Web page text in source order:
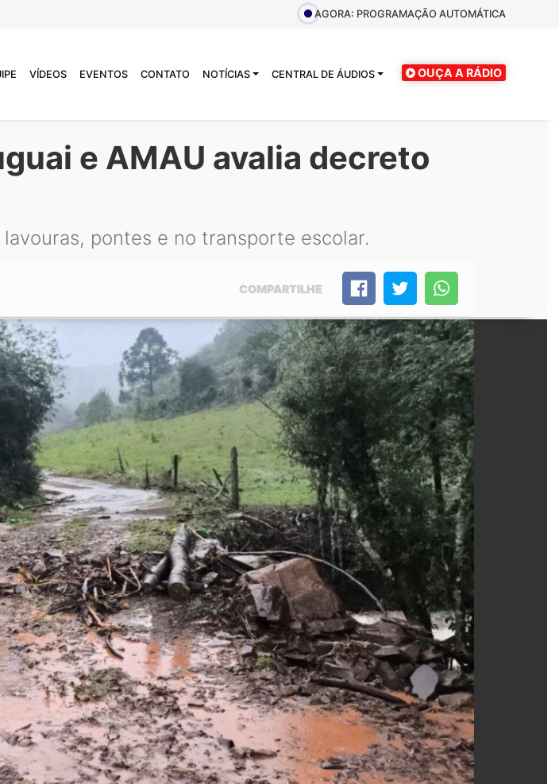
AGORA: PROGRAMAÇÃO AUTOMÁTICA
VÍDEOS EVENTOS CONTATO NOTÍCIAS CENTRAL DE ÁUDIOS OUÇA A RÁDIO
e AMAU avalia decreto
pontes e no transporte escolar.
COMPARTILHE